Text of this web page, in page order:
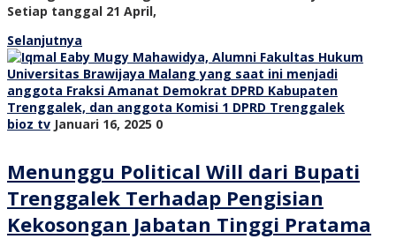
Setiap tanggal 21 April,
Selanjutnya
bioz tv Januari 16, 2025 0
Menunggu Political Will dari Bupati
Trenggalek Terhadap Pengisian
Kekosongan Jabatan Tinggi Pratama